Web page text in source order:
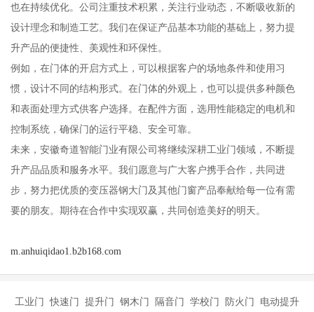
也在持续优化。公司注重技术积累，关注行业动态，不断吸收新的
设计理念和制造工艺。我们在保证产品基本功能的基础上，努力提
升产品的便捷性、美观性和环保性。
例如，在门体的开启方式上，可以根据客户的场地条件和使用习
惯，设计不同的结构形式。在门体的外观上，也可以提供多种颜色
和表面处理方式供客户选择。在配件方面，选用性能稳定的电机和
控制系统，确保门的运行平稳、安全可靠。
未来，安徽奇道智能门业有限公司将继续深耕工业门领域，不断提
升产品品质和服务水平。我们愿意与广大客户携手合作，共同进
步，努力把优质的变压器钢大门及其他门窗产品奉献给每一位有需
要的朋友。期待在合作中实现双赢，共同创造美好的明天。
m.anhuiqidao1.b2b168.com
工业门 快速门 提升门 钢木门 隔音门 学校门 防火门 电动提升